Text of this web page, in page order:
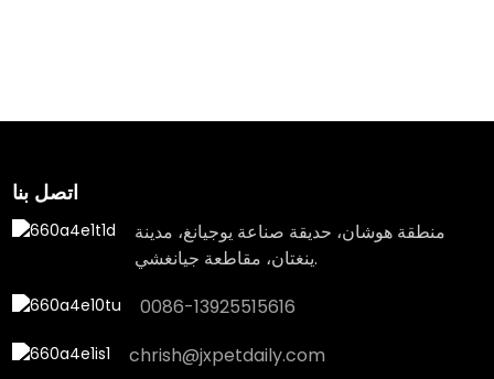
اتصل بنا
منطقة هوشان، حديقة صناعة يوجيانغ، مدينة
ينغتان، مقاطعة جيانغشي.
0086-13925515616
chrish@jxpetdaily.com